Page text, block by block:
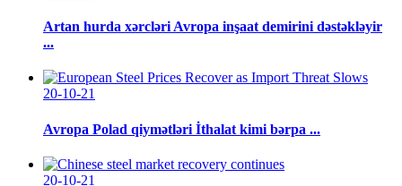
Artan hurda xərcləri Avropa inşaat demirini dəstəkləyir
...
20-10-21
Avropa Polad qiymətləri İthalat kimi bərpa ...
20-10-21